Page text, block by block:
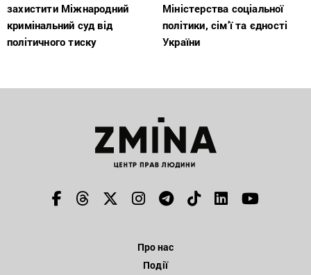
захистити Міжнародний
кримінальний суд від
політичного тиску
Міністерства соціальної
політики, сім’ї та єдності
України
Про нас
Події